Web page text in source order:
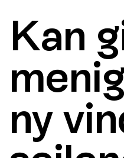
Kan
ny